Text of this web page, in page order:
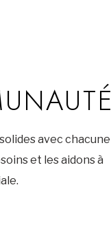
avec chacune
et les aidons à